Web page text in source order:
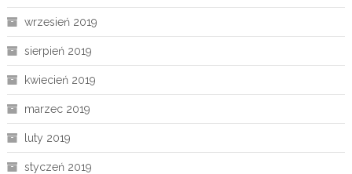
wrzesień 2019
sierpień 2019
kwiecień 2019
marzec 2019
luty 2019
styczeń 2019